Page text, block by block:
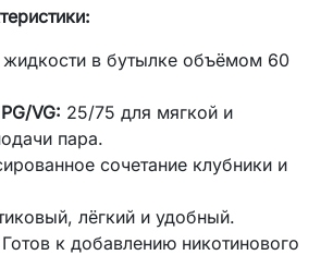
в бутылке объёмом 60
VG: 25/75 для мягкой и
пара.
сочетание клубники и
лёгкий и удобный.
Готов к добавлению никотинового